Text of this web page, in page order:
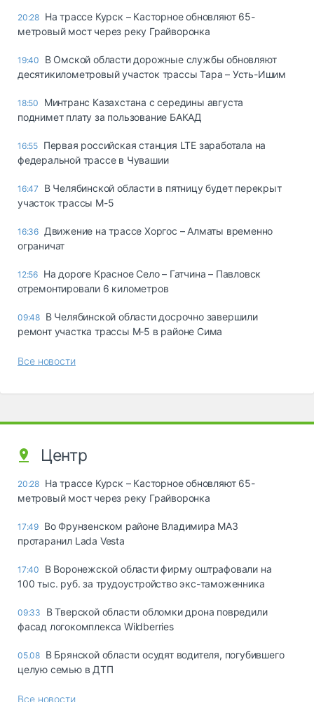
20:28 На трассе Курск – Касторное обновляют 65-
метровый мост через реку Грайворонка
19:40
В Омской области дорожные службы обновляют
десятикилометровый участок трассы Тара – Усть-Ишим
18:50
Минтранс Казахстана с середины августа
поднимет плату за пользование БАКАД
16:55 Первая российская станция LTE заработала на
федеральной трассе в Чувашии
16:47
В Челябинской области в пятницу будет перекрыт
участок трассы М-5
16:36 Движение на трассе Хоргос – Алматы временно
ограничат
12:56 На дороге Красное Село – Гатчина – Павловск
отремонтировали 6 километров
09:48 В Челябинской области досрочно завершили
ремонт участка трассы М‑5 в районе Сима
Все новости
Центр
20:28 На трассе Курск – Касторное обновляют 65-
метровый мост через реку Грайворонка
17:49 Во Фрунзенском районе Владимира МАЗ
протаранил Lada Vesta
17:40
В Воронежской области фирму оштрафовали на
100 тыс. руб. за трудоустройство экс-таможенника
09:33
В Тверской области обломки дрона повредили
фасад логокомплекса Wildberries
05.08 В Брянской области осудят водителя, погубившего
целую семью в ДТП
Все новости